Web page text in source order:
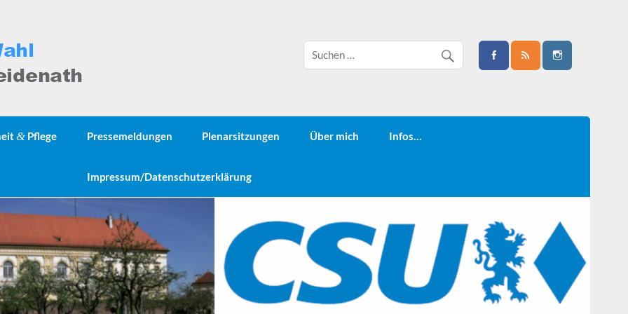
& Pflege Pressemeldungen Plenarsitzungen Über mich Infos…
Impressum/Datenschutzerklärung